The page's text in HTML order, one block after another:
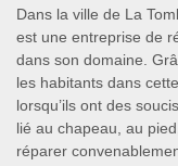
Dans la ville de La
est une entreprise de
dans son domaine.
les habitants dans
lorsqu’ils ont des
lié au chapeau, au
réparer